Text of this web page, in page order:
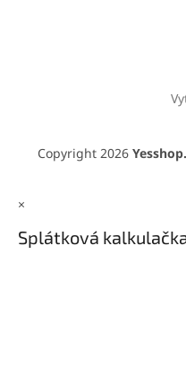
Copyright 2026
×
Splátková kalkulačka